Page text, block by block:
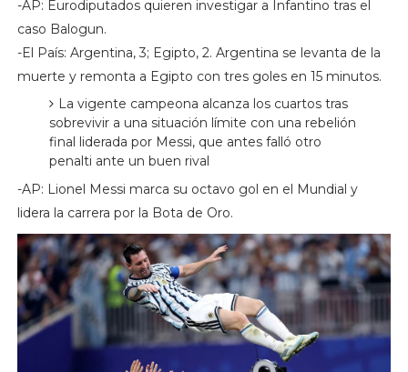
-AP: Eurodiputados quieren investigar a Infantino tras el
caso Balogun.
-El País: Argentina, 3; Egipto, 2. Argentina se levanta de la
muerte y remonta a Egipto con tres goles en 15 minutos.
La vigente campeona alcanza los cuartos tras
sobrevivir a una situación límite con una rebelión
final liderada por Messi, que antes falló otro
penalti ante un buen rival
-AP: Lionel Messi marca su octavo gol en el Mundial y
lidera la carrera por la Bota de Oro.